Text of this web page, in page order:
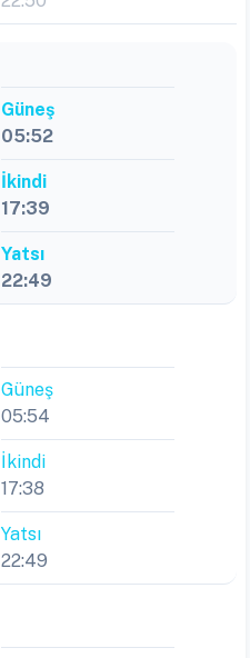
Güneş
05:52
İkindi
17:39
Yatsı
22:49
Güneş
05:54
İkindi
17:38
Yatsı
22:49